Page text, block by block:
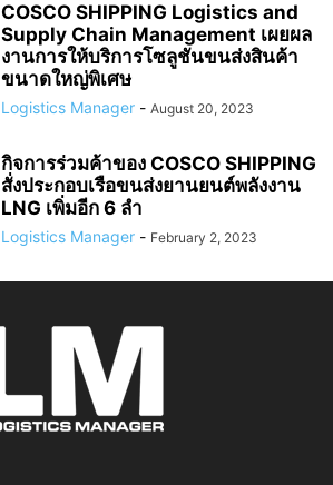
COSCO SHIPPING Logistics and
Supply Chain Management เผยผล
งานการให้บริการโซลูชันขนส่งสินค้า
ขนาดใหญ่พิเศษ
Logistics Manager - August 20, 2023
กิจการร่วมค้าของ COSCO SHIPPING
สั่งประกอบเรือขนส่งยานยนต์พลังงาน
LNG เพิ่มอีก 6 ลำ
Logistics Manager - February 2, 2023